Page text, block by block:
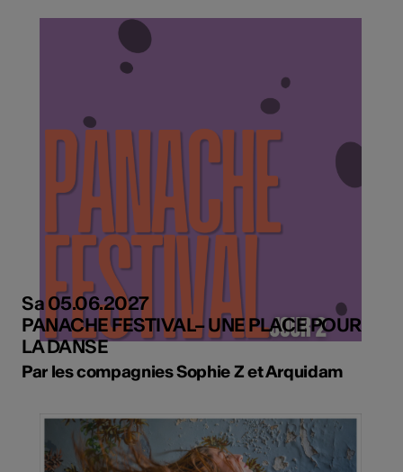
Sa 05.06.2027
PANACHE FESTIVAL– UNE PLACE POUR
LA DANSE
Par les compagnies Sophie Z et Arquidam